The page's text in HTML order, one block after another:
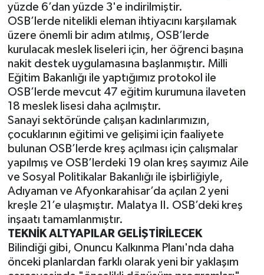
yüzde 6’dan yüzde 3'e indirilmiştir.
OSB’lerde nitelikli eleman ihtiyacını karşılamak
üzere önemli bir adım atılmış, OSB’lerde
kurulacak meslek liseleri için, her öğrenci başına
nakit destek uygulamasına başlanmıştır. Milli
Eğitim Bakanlığı ile yaptığımız protokol ile
OSB’lerde mevcut 47 eğitim kurumuna ilaveten
18 meslek lisesi daha açılmıştır.
Sanayi sektöründe çalışan kadınlarımızın,
çocuklarının eğitimi ve gelişimi için faaliyete
bulunan OSB’lerde kreş açılması için çalışmalar
yapılmış ve OSB’lerdeki 19 olan kreş sayımız Aile
ve Sosyal Politikalar Bakanlığı ile işbirliğiyle,
Adıyaman ve Afyonkarahisar’da açılan 2 yeni
kreşle 21’e ulaşmıştır. Malatya II. OSB’deki kreş
inşaatı tamamlanmıştır.
TEKNİK ALTYAPILAR GELİŞTİRİLECEK
Bilindiği gibi, Onuncu Kalkınma Planı'nda daha
önceki planlardan farklı olarak yeni bir yaklaşım